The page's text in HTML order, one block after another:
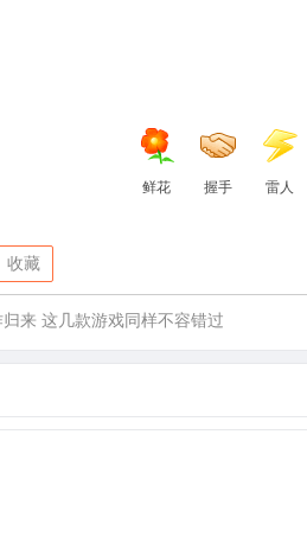
鲜花 握手 雷人
收藏
归来 这几款游戏同样不容错过